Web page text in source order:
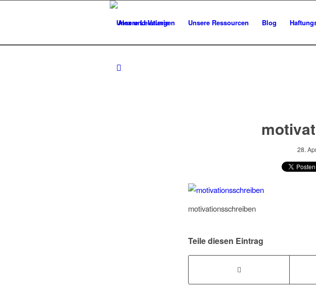
Unsere Leistungen Unsere Ressourcen Blog
28.
motivationsschreiben
Teile diesen Eintrag